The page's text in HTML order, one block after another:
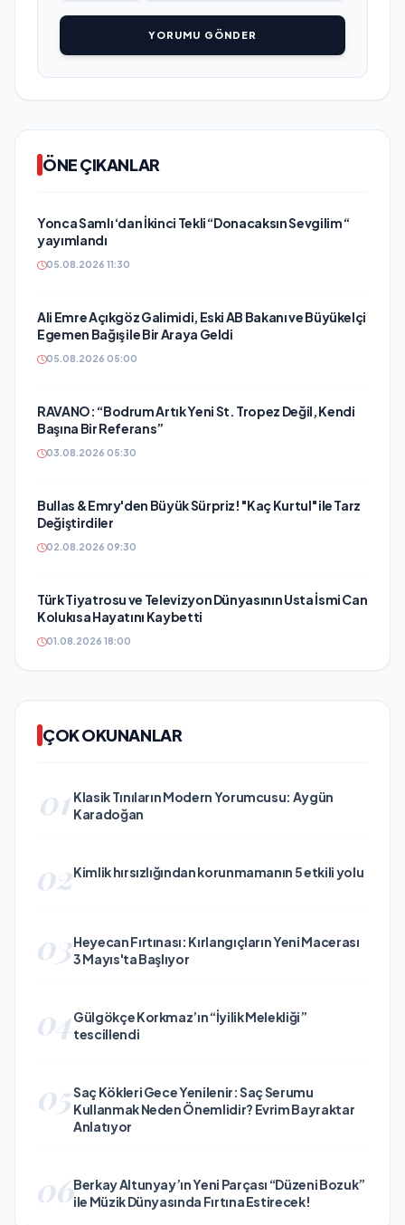
YORUMU GÖNDER
ÖNE ÇIKANLAR
Yonca Samlı ‘dan İkinci Tekli “Donacaksın Sevgilim “
yayımlandı
05.08.2026 11:30
Ali Emre Açıkgöz Galimidi, Eski AB Bakanı ve Büyükelçi
Egemen Bağış ile Bir Araya Geldi
05.08.2026 05:00
RAVANO: “Bodrum Artık Yeni St. Tropez Değil, Kendi
Başına Bir Referans”
03.08.2026 05:30
Bullas & Emry'den Büyük Sürpriz! "Kaç Kurtul" ile Tarz
Değiştirdiler
02.08.2026 09:30
Türk Tiyatrosu ve Televizyon Dünyasının Usta İsmi Can
Kolukısa Hayatını Kaybetti
01.08.2026 18:00
ÇOK OKUNANLAR
01 Klasik Tınıların Modern Yorumcusu: Aygün
Karadoğan
02Kimlik hırsızlığından korunmamanın 5 etkili yolu
03Heyecan Fırtınası: Kırlangıçların Yeni Macerası
3 Mayıs'ta Başlıyor
04Gülgökçe Korkmaz’ın “İyilik Melekliği”
tescillendi
05Saç Kökleri Gece Yenilenir: Saç Serumu
Kullanmak Neden Önemlidir? Evrim Bayraktar
Anlatıyor
06Berkay Altunyay’ın Yeni Parçası “Düzeni Bozuk”
ile Müzik Dünyasında Fırtına Estirecek!